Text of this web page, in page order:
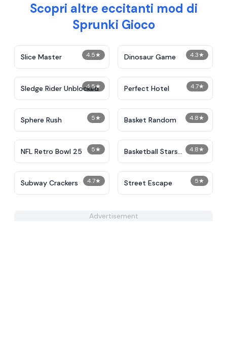
Scopri altre eccitanti mod di
Sprunki Gioco
4.5★
Slice Master 4.3★
Dinosaur Game
4.5★
Sledge Rider Unblocked 4.7★
Perfect Hotel
5★
Sphere Rush 4.8★
Basket Random
5★
NFL Retro Bowl 25 4.8★
Basketball Stars
Unblocked
4.7★
Subway Crackers 5★
Street Escape
Advertisement